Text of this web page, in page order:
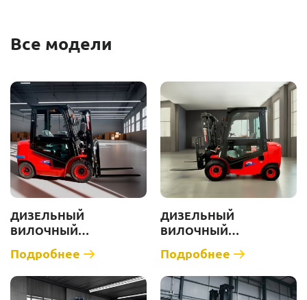
Все модели
ДИЗЕЛЬНЫЙ
ВИЛОЧНЫЙ
ПОГРУЗЧИК ZAUBERG
DS25-I [Г/П 2500 КГ]
Подробнее
ДИЗЕЛЬНЫЙ
ВИЛОЧНЫЙ
ПОГРУЗЧИК ZAUBERG
DS25-М [Г/П 2500 КГ]
Подробнее